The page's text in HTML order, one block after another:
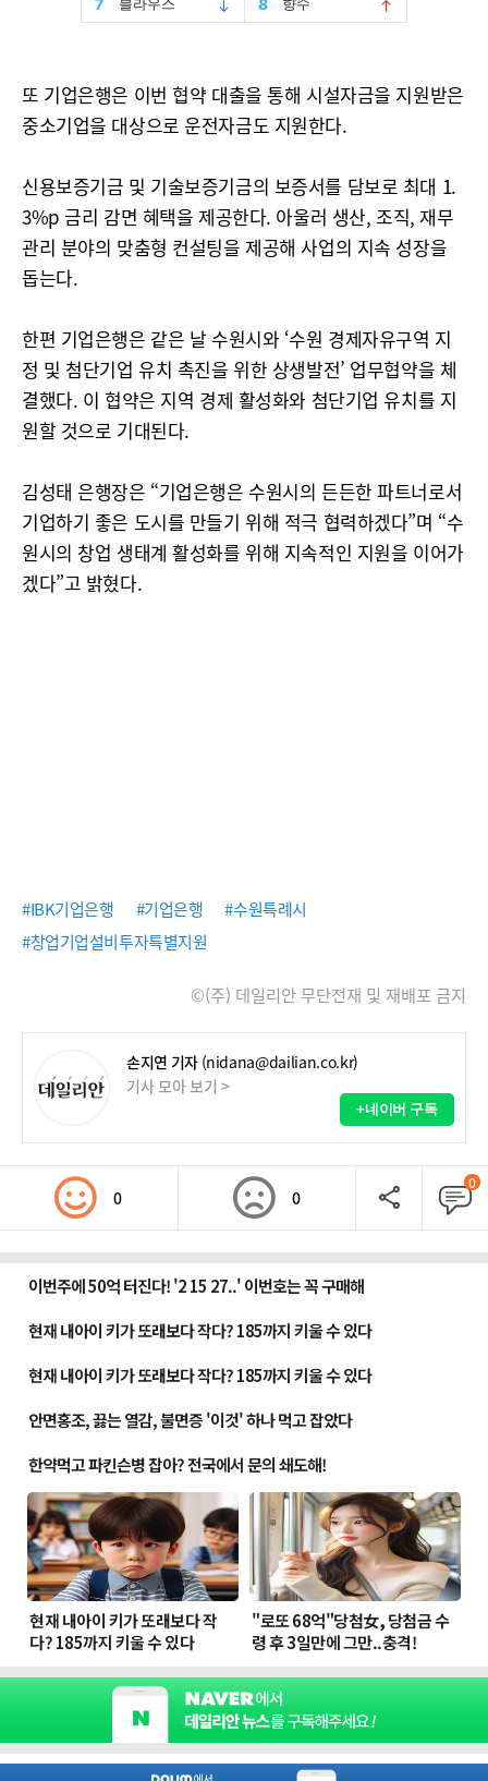
또 기업은행은 이번 협약 대출을 통해 시설자금을 지원받은
중소기업을 대상으로 운전자금도 지원한다.
신용보증기금 및 기술보증기금의 보증서를 담보로 최대 1.
3%p 금리 감면 혜택을 제공한다. 아울러 생산, 조직, 재무
관리 분야의 맞춤형 컨설팅을 제공해 사업의 지속 성장을
돕는다.
한편 기업은행은 같은 날 수원시와 ‘수원 경제자유구역 지
정 및 첨단기업 유치 촉진을 위한 상생발전’ 업무협약을 체
결했다. 이 협약은 지역 경제 활성화와 첨단기업 유치를 지
원할 것으로 기대된다.
김성태 은행장은 “기업은행은 수원시의 든든한 파트너로서
기업하기 좋은 도시를 만들기 위해 적극 협력하겠다”며 “수
원시의 창업 생태계 활성화를 위해 지속적인 지원을 이어가
겠다”고 밝혔다.
#IBK기업은행 #기업은행
#수원특례시
#창업기업설비투자특별지원
©(주) 데일리안 무단전재 및 재배포 금지
손지연 기자 (nidana@dailian.co.kr)
기사 모아 보기 >
+네이버 구독
0 0
0